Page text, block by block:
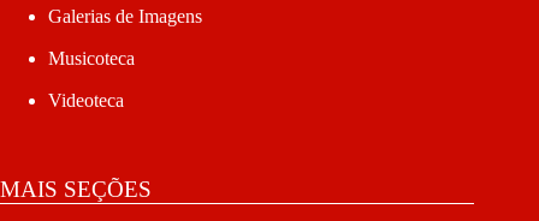
Galerias de Imagens
Musicoteca
Videoteca
MAIS SEÇÕES